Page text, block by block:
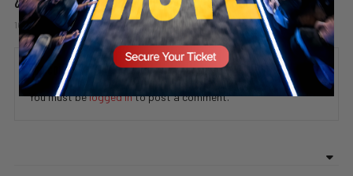
¿Quieres Más Confianza? Empieza Con Estas 3 Cosas
10 hours ago Add comment Valuetainment Media
ADD COMMENT
You must belogged into post a comment.